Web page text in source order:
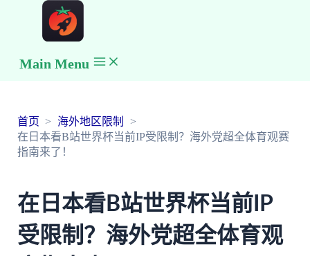
Main Menu
首页
海外地区限制
在日本看B站世界杯当前IP受限制？海外党超全体育观赛
指南来了！
在日本看B站世界杯当前IP
受限制？海外党超全体育观